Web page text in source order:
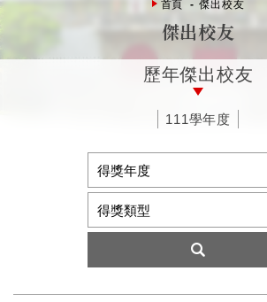
首頁 傑出校友
傑出校友
歷年傑出校友
111學年度